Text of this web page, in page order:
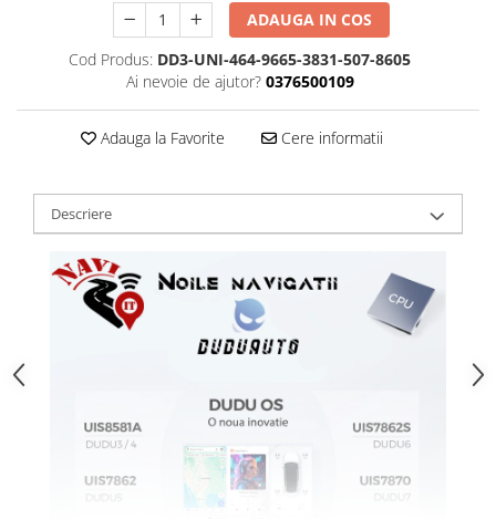
ADAUGA IN COS
Cod Produs: DD3-UNI-464-9665-3831-507-8605
Ai nevoie de ajutor? 0376500109
Adauga la Favorite Cere informatii
Descriere